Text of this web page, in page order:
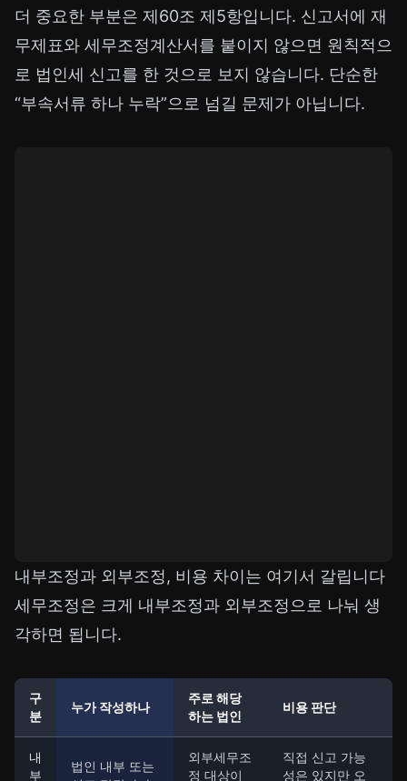
더 중요한 부분은 제60조 제5항입니다. 신고서에 재
무제표와 세무조정계산서를 붙이지 않으면 원칙적으
로 법인세 신고를 한 것으로 보지 않습니다. 단순한
“부속서류 하나 누락”으로 넘길 문제가 아닙니다.
내부조정과 외부조정, 비용 차이는 여기서 갈립니다
세무조정은 크게 내부조정과 외부조정으로 나눠 생
각하면 됩니다.
구
분
누가 작성하나
주로 해당
하는 법인
비용 판단
내
부
법인 내부 또는
외부세무조
정 대상이
직접 신고 가능
성은 있지만 오